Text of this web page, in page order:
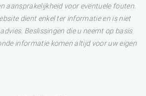
aansprakelijkheid voor eventuele fouten.
dient enkel ter informatie en is niet
Beslissingen die u neemt op basis
informatie komen altijd voor uw eigen